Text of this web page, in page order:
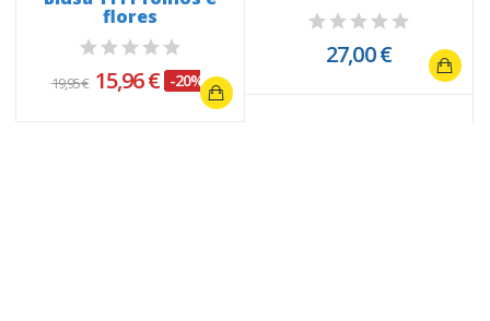
flores
19,95 € 15,96 € -20%
27,00 €